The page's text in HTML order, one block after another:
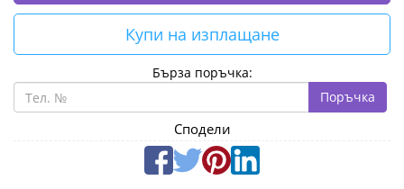
Купи на изплащане
Бърза поръчка:
Поръчка
Сподели